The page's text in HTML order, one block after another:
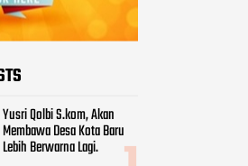
Yusri Qolbi S.kom, Akan
Membawa Desa Kota Baru
Lebih Berwarna Lagi.